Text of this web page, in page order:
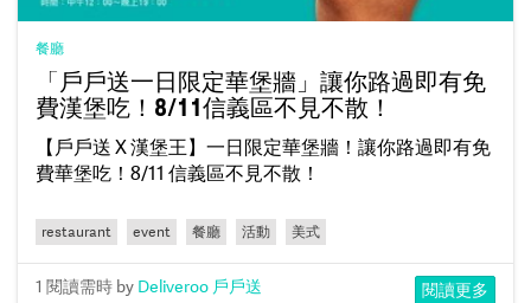
餐廳
「戶戶送一日限定華堡牆」讓你路過即有免
費漢堡吃！8/11信義區不見不散！
【戶戶送 X 漢堡王】一日限定華堡牆！讓你路過即有免
費華堡吃！8/11 信義區不見不散！
restaurant event 餐廳 活動 美式
1 閱讀需時 by Deliveroo 戶戶送 閱讀更多